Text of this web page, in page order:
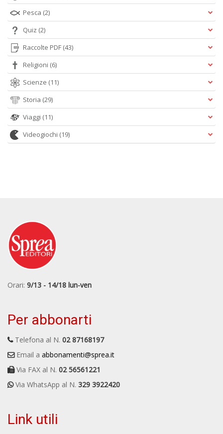
Pesca (2)
Quiz (2)
Raccolte PDF (43)
Religioni (6)
Scienze (11)
Storia (29)
Viaggi (11)
Videogiochi (19)
Orari: 9/13 - 14/18 lun-ven
Per abbonarti
Telefona al N. 02 87168197
Email a abbonamenti@sprea.it
Via FAX al N. 02 56561221
Via WhatsApp al N. 329 3922420
Link utili